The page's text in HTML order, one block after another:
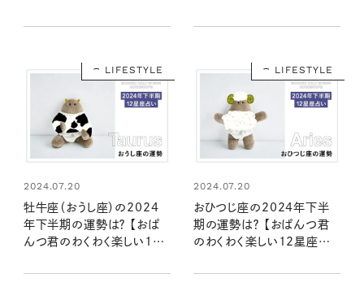
LIFESTYLE
2024.07.20
牡牛座（おうし座）の2024
年下半期の運勢は？ 【おぱ
んつ君のわくわく楽しい12
LIFESTYLE
2024.07.20
おひつじ座の2024年下半
期の運勢は？ 【おぱんつ君
のわくわく楽しい12星座占